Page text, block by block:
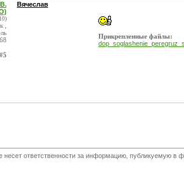
,
#5
Вячеслав
Прикрепленные файлы:
несет ответственности за информацию, публикуемую